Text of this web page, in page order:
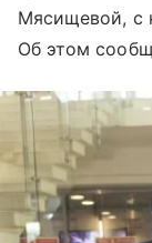
Мясищевой, с
Об этом